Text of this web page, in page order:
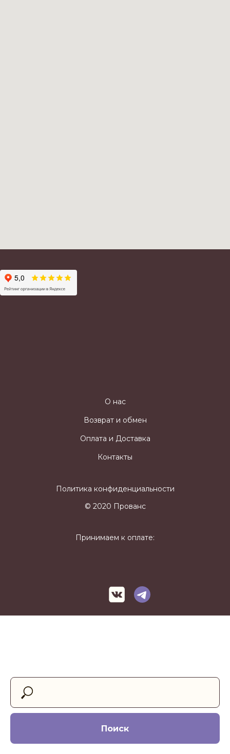
© 2020 Прованс
О нас
Возврат и обмен
Оплата и Доставка
Контакты
Политика конфиденциальности
Принимаем к оплате:
Поиск